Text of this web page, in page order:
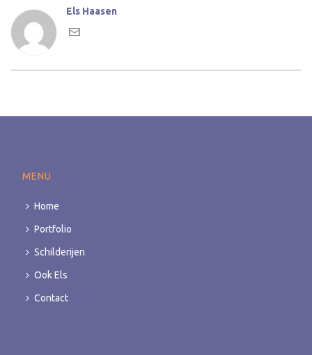
Els Haasen
MENU
Home
Portfolio
Schilderijen
Ook Els
Contact